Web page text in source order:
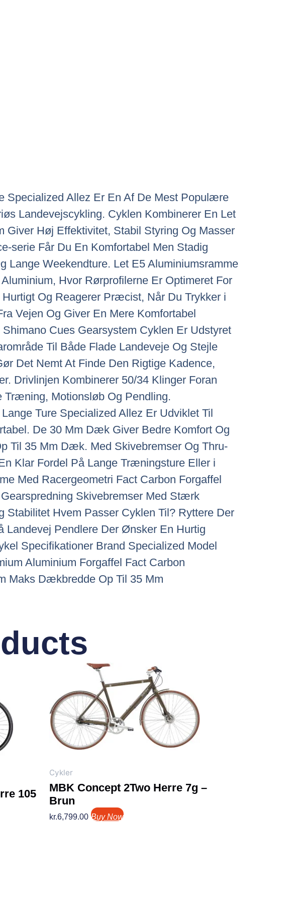
Specialized Allez Er En Af De Mest Populære
Landevejscykling. Cyklen Kombinerer En Let
Giver Høj Effektivitet, Stabil Styring Og Masser
serie Får Du En Komfortabel Men Stadig
Weekendture. Let E5 Aluminiumsramme
Hvor Rørprofilerne Er Optimeret For
Og Reagerer Præcist, Når Du Trykker i
Vejen Og Giver En Mere Komfortabel
Cues Gearsystem Cyklen Er Udstyret
Til Både Flade Landeveje Og Stejle
Det Nemt At Finde Den Rigtige Kadence,
Drivlinjen Kombinerer 50/34 Klinger Foran
Træning, Motionsløb Og Pendling.
Ture Specialized Allez Er Udviklet Til
De 30 Mm Dæk Giver Bedre Komfort Og
Til 35 Mm Dæk. Med Skivebremser Og Thru-
Klar Fordel På Lange Træningsture Eller i
Med Racergeometri Fact Carbon Forgaffel
Skivebremser Med Stærk
Hvem Passer Cyklen Til? Ryttere Der
Pendlere Der Ønsker En Hurtig
Specifikationer Brand Specialized Model
Aluminium Forgaffel Fact Carbon
Maks Dækbredde Op Til 35 Mm
105
Cykler
MBK Concept 2Two Herre 7g –
Brun
kr.6,799.00 Buy Now